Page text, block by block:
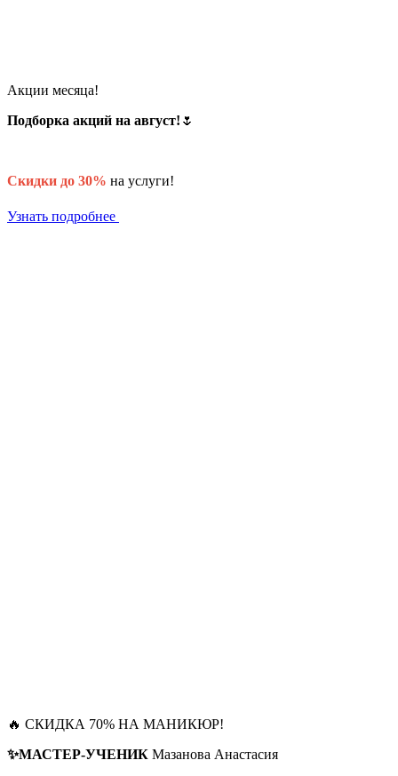
Акции месяца!
Подборка акций на август! 🌷
Скидки до 30% на услуги!
Узнать подробнее
🔥 СКИДКА 70% НА МАНИКЮР!
✨МАСТЕР-УЧЕНИК Мазанова Анастасия